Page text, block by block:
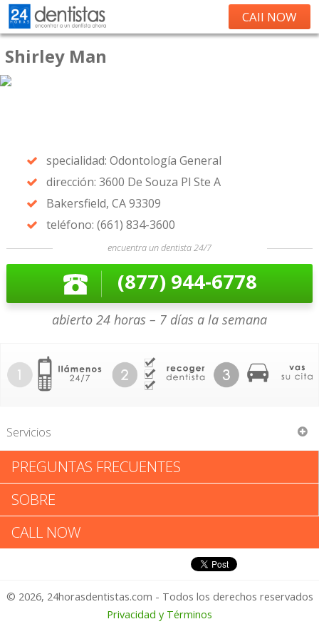
CAll NOW
Shirley Man
specialidad: Odontología General
dirección: 3600 De Souza Pl Ste A
Bakersfield, CA 93309
teléfono: (661) 834-3600
encuentra un dentista 24/7
(877) 944-6778
abierto 24 horas – 7 días a la semana
Servicios
Shirley Man
Shirley Man: Califica tu
Experiencia
1 – No Feliz
PREGUNTAS FRECUENTES
SOBRE
CALL NOW
© 2026, 24horasdentistas.com - Todos los derechos reservados
Privacidad y Términos